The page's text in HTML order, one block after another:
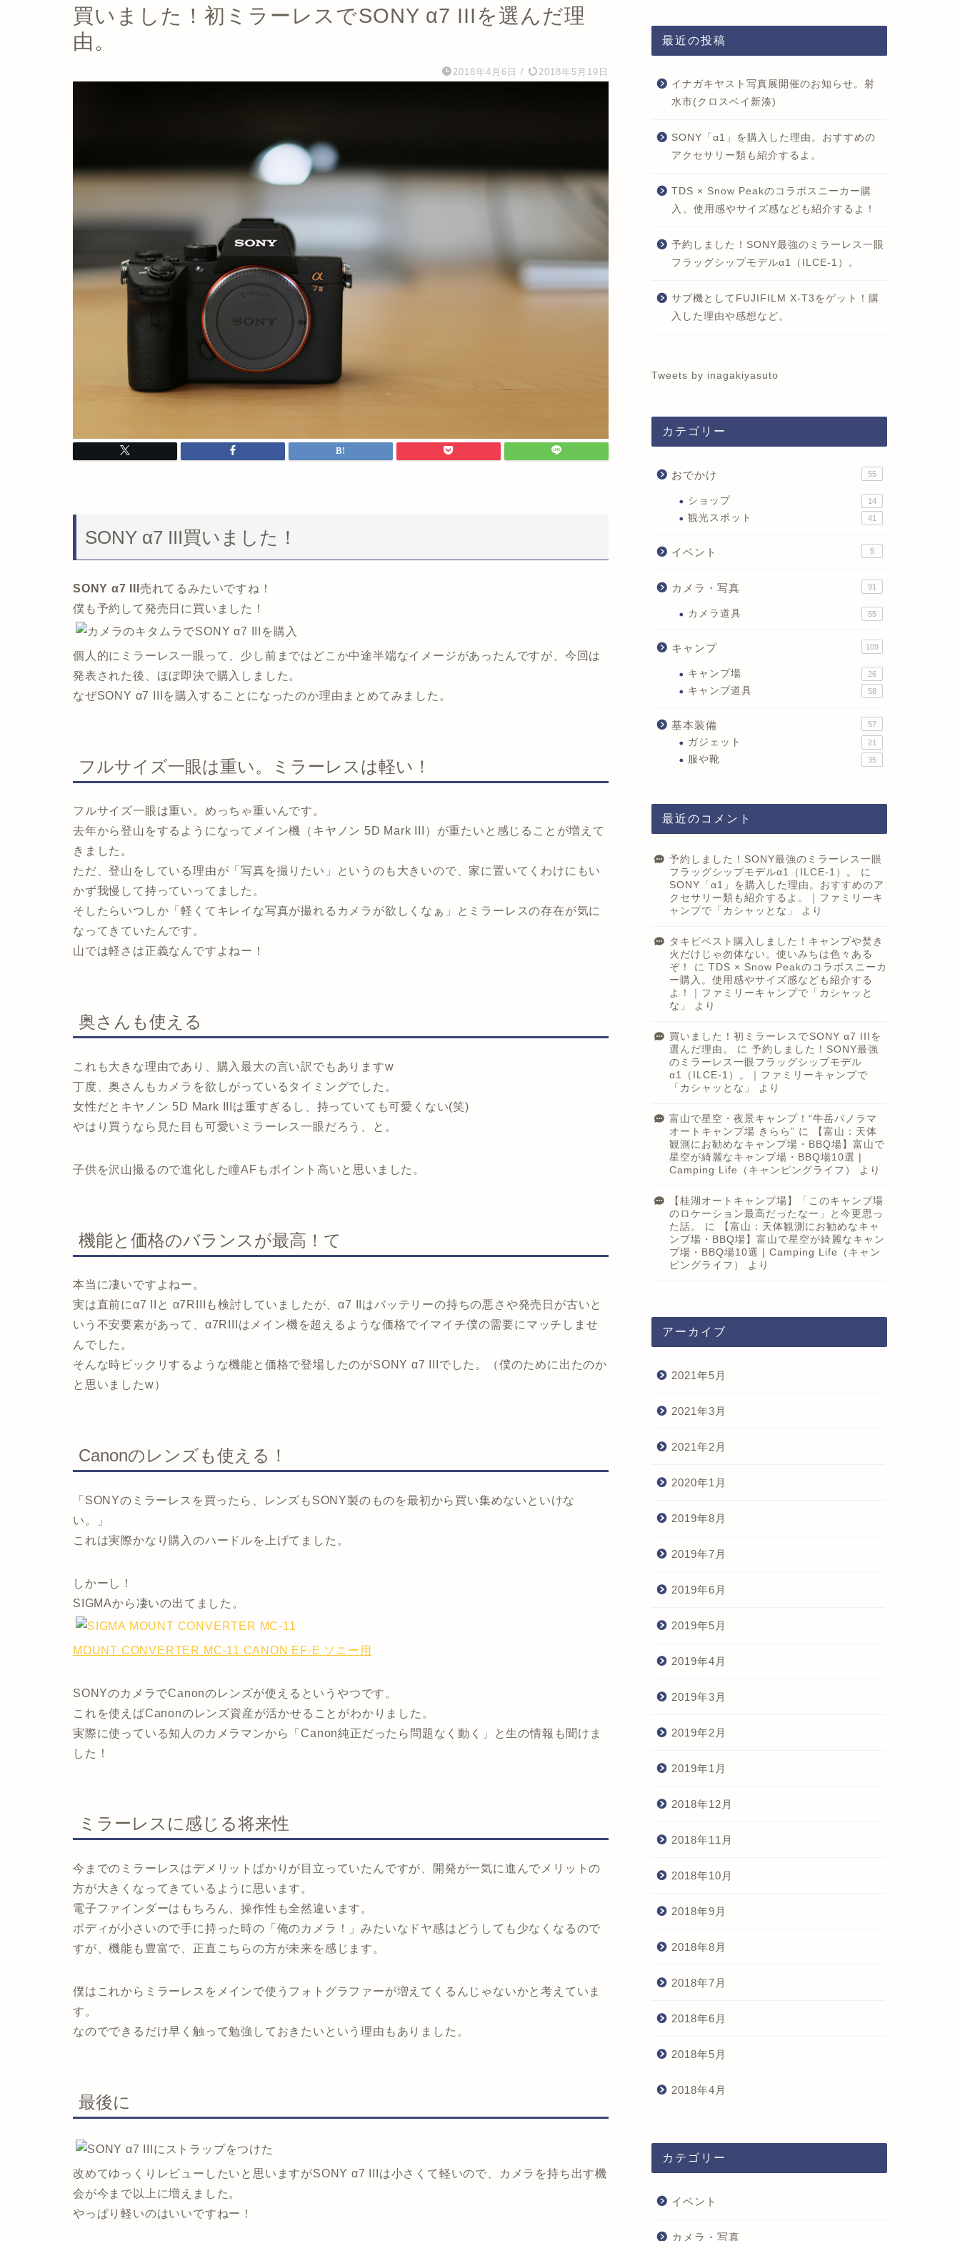
買いました！初ミラーレスでSONY α7 IIIを選んだ理
由。
2018年4月6日 / 2018年5月19日
SONY α7 III買いました！
SONY α7 III 売れてるみたいですね！
僕も予約して発売日に買いました！
個人的にミラーレス一眼って、少し前まではどこか中途半端なイメージがあったんですが、今回は
発表された後、ほぼ即決で購入しました。
なぜSONY α7 IIIを購入することになったのか理由まとめてみました。
フルサイズ一眼は重い。ミラーレスは軽い！
フルサイズ一眼は重い。めっちゃ重いんです。
去年から登山をするようになってメイン機（キヤノン 5D Mark III）が重たいと感じることが増えて
きました。
ただ、登山をしている理由が「写真を撮りたい」というのも大きいので、家に置いてくわけにもい
かず我慢して持っていってました。
そしたらいつしか「軽くてキレイな写真が撮れるカメラが欲しくなぁ」とミラーレスの存在が気に
なってきていたんです。
山では軽さは正義なんですよねー！
奥さんも使える
これも大きな理由であり、購入最大の言い訳でもありますw
丁度、奥さんもカメラを欲しがっているタイミングでした。
女性だとキヤノン 5D Mark IIIは重すぎるし、持っていても可愛くない(笑)
やはり買うなら見た目も可愛いミラーレス一眼だろう、と。
子供を沢山撮るので進化した瞳AFもポイント高いと思いました。
機能と価格のバランスが最高！て
本当に凄いですよねー。
実は直前にα7 IIと α7RIIIも検討していましたが、α7 IIはバッテリーの持ちの悪さや発売日が古いと
いう不安要素があって、α7RIIIはメイン機を超えるような価格でイマイチ僕の需要にマッチしませ
んでした。
そんな時ビックリするような機能と価格で登場したのがSONY α7 IIIでした。（僕のために出たのか
と思いましたw）
Canonのレンズも使える！
「SONYのミラーレスを買ったら、レンズもSONY製のものを最初から買い集めないといけな
い。」
これは実際かなり購入のハードルを上げてました。
しかーし！
SIGMAから凄いの出てました。
MOUNT CONVERTER MC-11 CANON EF-E ソニー用
SONYのカメラでCanonのレンズが使えるというやつです。
これを使えばCanonのレンズ資産が活かせることがわかりました。
実際に使っている知人のカメラマンから「Canon純正だったら問題なく動く」と生の情報も聞けま
した！
ミラーレスに感じる将来性
今までのミラーレスはデメリットばかりが目立っていたんですが、開発が一気に進んでメリットの
方が大きくなってきているように思います。
電子ファインダーはもちろん、操作性も全然違います。
ボディが小さいので手に持った時の「俺のカメラ！」みたいなドヤ感はどうしても少なくなるので
すが、機能も豊富で、正直こちらの方が未来を感じます。
僕はこれからミラーレスをメインで使うフォトグラファーが増えてくるんじゃないかと考えていま
す。
なのでできるだけ早く触って勉強しておきたいという理由もありました。
最後に
改めてゆっくりレビューしたいと思いますがSONY α7 IIIは小さくて軽いので、カメラを持ち出す機
会が今まで以上に増えました。
やっぱり軽いのはいいですねー！
最近の投稿
イナガキヤスト写真展開催のお知らせ。射
水市(クロスベイ新湊)
SONY「α1」を購入した理由。おすすめの
アクセサリー類も紹介するよ。
TDS × Snow Peakのコラボスニーカー購
入。使用感やサイズ感なども紹介するよ！
予約しました！SONY最強のミラーレス一眼
フラッグシップモデルα1（ILCE-1）。
サブ機としてFUJIFILM X-T3をゲット！購
入した理由や感想など。
Tweets by inagakiyasuto
カテゴリー
おでかけ 55
ショップ 14
観光スポット 41
イベント 5
カメラ・写真 91
カメラ道具 55
キャンプ 109
キャンプ場 26
キャンプ道具 58
基本装備 57
ガジェット 21
服や靴 35
最近のコメント
予約しました！SONY最強のミラーレス一眼
フラッグシップモデルα1（ILCE-1）。
に
SONY「α1」を購入した理由。おすすめのア
クセサリー類も紹介するよ。｜ファミリーキ
ャンプで「カシャッとな」
より
タキビベスト購入しました！キャンプや焚き
火だけじゃ勿体ない。使いみちは色々ある
ぞ！
に TDS × Snow Peakのコラボスニーカ
ー購入。使用感やサイズ感なども紹介する
よ！｜ファミリーキャンプで「カシャッと
な」
より
買いました！初ミラーレスでSONY α7 IIIを
選んだ理由。
に 予約しました！SONY最強
のミラーレス一眼フラッグシップモデル
α1（ILCE-1）。｜ファミリーキャンプで
「カシャッとな」
より
富山で星空・夜景キャンプ！“牛岳パノラマ
オートキャンプ場 きらら” に
【富山：天体
観測にお勧めなキャンプ場・BBQ場】富山で
星空が綺麗なキャンプ場・BBQ場10選 |
Camping Life（キャンピングライフ）
より
【桂湖オートキャンプ場】「このキャンプ場
のロケーション最高だったなー」と今更思っ
た話。
に
【富山：天体観測にお勧めなキャ
ンプ場・BBQ場】富山で星空が綺麗なキャン
プ場・BBQ場10選 | Camping Life（キャン
ピングライフ）
より
アーカイブ
2021年5月
2021年3月
2021年2月
2020年1月
2019年8月
2019年7月
2019年6月
2019年5月
2019年4月
2019年3月
2019年2月
2019年1月
2018年12月
2018年11月
2018年10月
2018年9月
2018年8月
2018年7月
2018年6月
2018年5月
2018年4月
カテゴリー
イベント
カメラ・写真